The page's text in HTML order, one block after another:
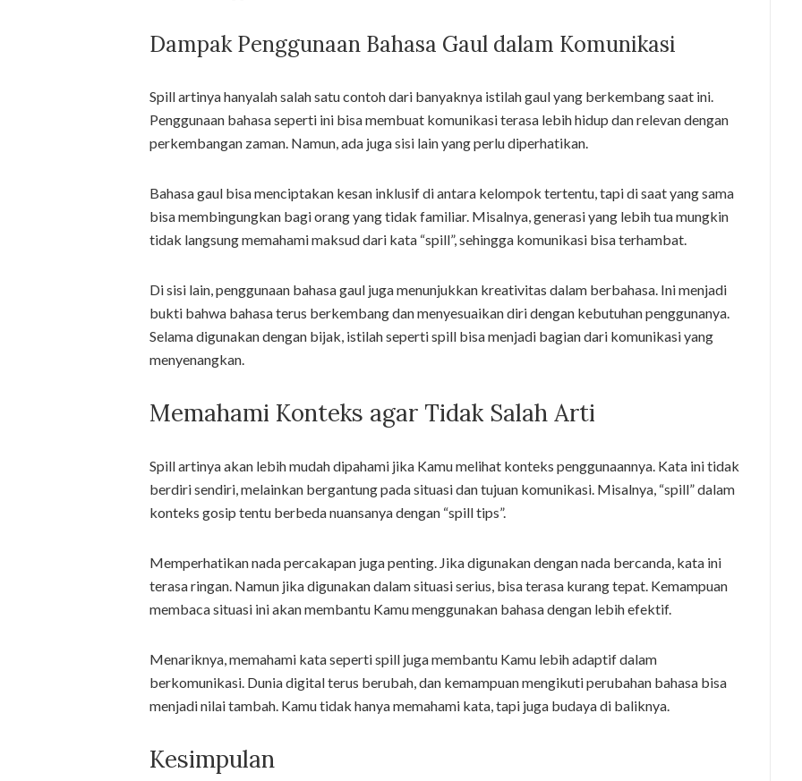
Dampak Penggunaan Bahasa Gaul dalam Komunikasi
Spill artinya hanyalah salah satu contoh dari banyaknya istilah gaul yang berkembang saat ini.
Penggunaan bahasa seperti ini bisa membuat komunikasi terasa lebih hidup dan relevan dengan
perkembangan zaman. Namun, ada juga sisi lain yang perlu diperhatikan.
Bahasa gaul bisa menciptakan kesan inklusif di antara kelompok tertentu, tapi di saat yang sama
bisa membingungkan bagi orang yang tidak familiar. Misalnya, generasi yang lebih tua mungkin
tidak langsung memahami maksud dari kata “spill”, sehingga komunikasi bisa terhambat.
Di sisi lain, penggunaan bahasa gaul juga menunjukkan kreativitas dalam berbahasa. Ini menjadi
bukti bahwa bahasa terus berkembang dan menyesuaikan diri dengan kebutuhan penggunanya.
Selama digunakan dengan bijak, istilah seperti spill bisa menjadi bagian dari komunikasi yang
menyenangkan.
Memahami Konteks agar Tidak Salah Arti
Spill artinya akan lebih mudah dipahami jika Kamu melihat konteks penggunaannya. Kata ini tidak
berdiri sendiri, melainkan bergantung pada situasi dan tujuan komunikasi. Misalnya, “spill” dalam
konteks gosip tentu berbeda nuansanya dengan “spill tips”.
Memperhatikan nada percakapan juga penting. Jika digunakan dengan nada bercanda, kata ini
terasa ringan. Namun jika digunakan dalam situasi serius, bisa terasa kurang tepat. Kemampuan
membaca situasi ini akan membantu Kamu menggunakan bahasa dengan lebih efektif.
Menariknya, memahami kata seperti spill juga membantu Kamu lebih adaptif dalam
berkomunikasi. Dunia digital terus berubah, dan kemampuan mengikuti perubahan bahasa bisa
menjadi nilai tambah. Kamu tidak hanya memahami kata, tapi juga budaya di baliknya.
Kesimpulan